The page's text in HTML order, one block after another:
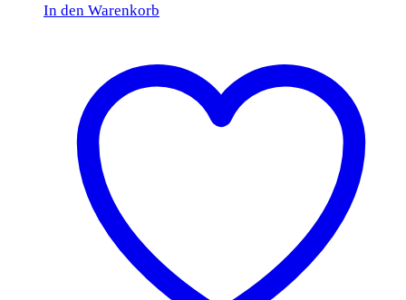
In den Warenkorb